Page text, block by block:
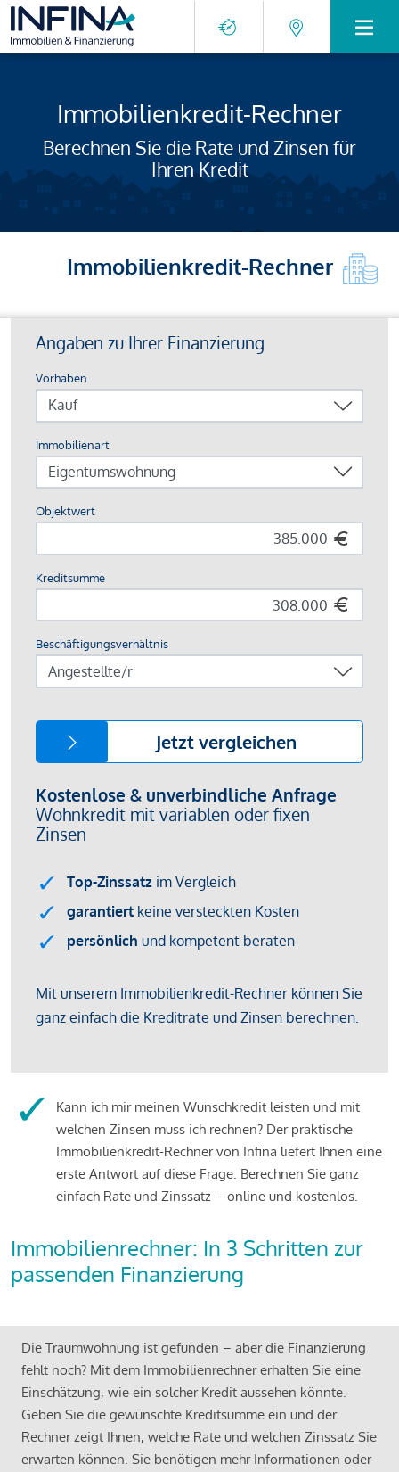
Immobilienkredit-Rechner
Berechnen Sie die Rate und Zinsen für
Ihren Kredit
Immobilienkredit-Rechner
Kann ich mir meinen Wunschkredit leisten und mit
welchen Zinsen muss ich rechnen? Der praktische
Immobilienkredit-Rechner von Infina liefert Ihnen eine
erste Antwort auf diese Frage. Berechnen Sie ganz
einfach Rate und Zinssatz – online und kostenlos.
Immobilienrechner: In 3 Schritten zur
passenden Finanzierung
Die Traumwohnung ist gefunden – aber die Finanzierung
fehlt noch? Mit dem Immobilienrechner erhalten Sie eine
Einschätzung, wie ein solcher Kredit aussehen könnte.
Geben Sie die gewünschte Kreditsumme ein und der
Rechner zeigt Ihnen, welche Rate und welchen Zinssatz Sie
erwarten können. Sie benötigen mehr Informationen oder